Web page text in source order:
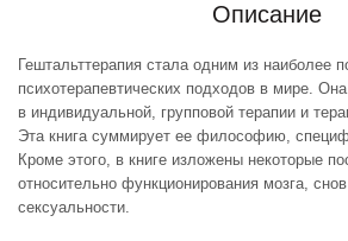
Описание
Гештальттерапия стала одним из наиболее
психотерапевтических подходов в мире.
в индивидуальной, групповой терапии и
Эта книга суммирует ее философию,
Кроме этого, в книге изложены некоторые
относительно функционирования мозга,
сексуальности.